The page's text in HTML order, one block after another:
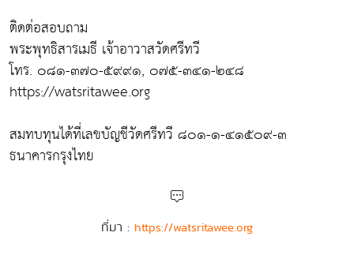
ติดต่อสอบถาม
พระพุทธิสารเมธี เจ้าอาวาสวัดศรีทวี
โทร. ๐๘๑-๓๗๐-๕๙๙๑, ๐๗๕-๓๔๑-๒๔๘
https://watsritawee.org
สมทบทุนได้ที่เลขบัญชีวัดศรีทวี ๘๐๑-๑-๔๑๕๐๙-๓
ธนาคารกรุงไทย
ที่มา : https://watsritawee.org